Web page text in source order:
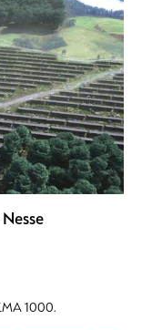
1000.